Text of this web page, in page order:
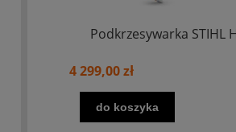
Podkrzesywarka STIHL
4 299,00 zł
do koszyka